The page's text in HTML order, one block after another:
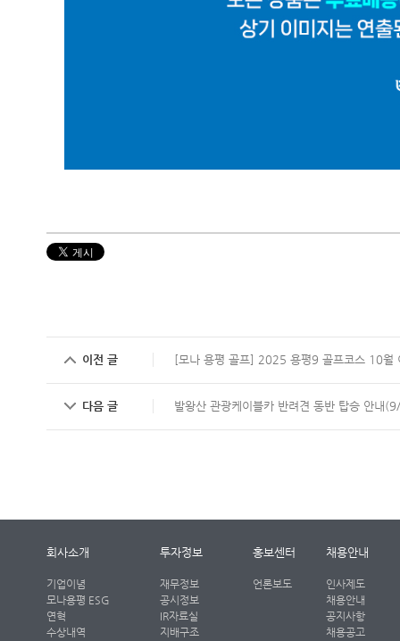
이전 글 [모나 용평 골프] 2025 용평9 골프코스 10월
다음 글 발왕산 관광케이블카 반려견 동반 탑승 안내
회사소개
기업이념
모나용평 ESG
연혁
수상내역
투자정보
재무정보
공시정보
IR자료실
지배구조
홍보센터
언론보도
채용안내
인사제도
채용안내
공지사항
채용공고